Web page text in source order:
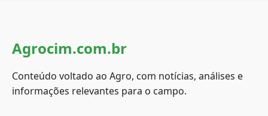
Agrocim.com.br
Conteúdo voltado ao Agro, com notícias, análises e
informações relevantes para o campo.